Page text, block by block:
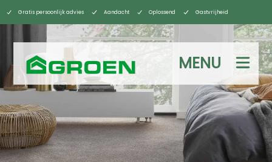
Gratis persoonlijk advies Aandacht Oplossend Gastvrijheid
MENU